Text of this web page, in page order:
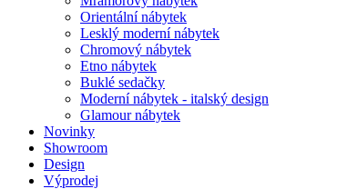
Orientální nábytek
Lesklý moderní nábytek
Chromový nábytek
Etno nábytek
Buklé sedačky
Moderní nábytek - italský design
Glamour nábytek
Novinky
Showroom
Design
Výprodej